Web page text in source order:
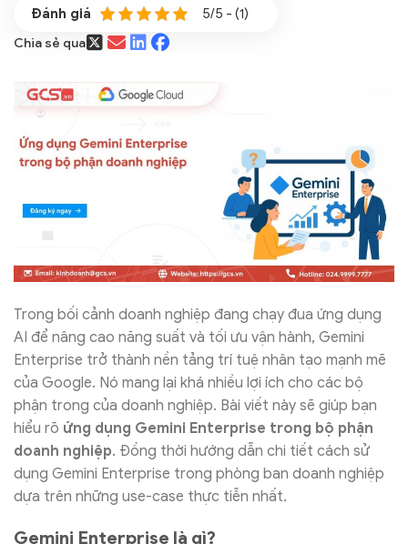
5/5 - (1)
Chia sẻ qua
Trong bối cảnh doanh nghiệp đang chạy đua ứng dụng
AI để nâng cao năng suất và tối ưu vận hành, Gemini
Enterprise trở thành nền tảng trí tuệ nhân tạo mạnh mẽ
của Google. Nó mang lại khá nhiều lợi ích cho các bộ
phận trong của doanh nghiệp. Bài viết này sẽ giúp bạn
hiểu rõ ứng dụng Gemini Enterprise trong bộ phận
doanh nghiệp. Đồng thời hướng dẫn chi tiết cách sử
dụng Gemini Enterprise trong phòng ban doanh nghiệp
dựa trên những use-case thực tiễn nhất.
Gemini Enterprise là gì?